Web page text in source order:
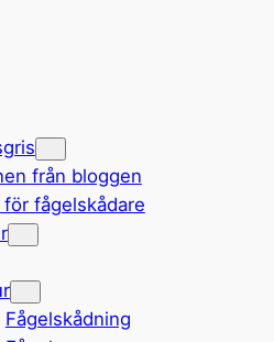
från bloggen
för fågelskådare
Fågelskådning